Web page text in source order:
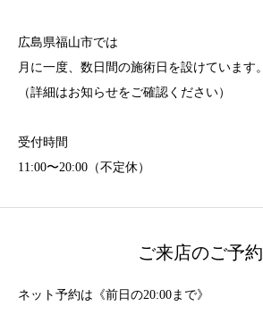
広島県福山市では
月に一度、数日間の施術日を設けています。
（詳細はお知らせをご確認ください）
受付時間
11:00〜20:00（不定休）
ご来店のご予約
ネット予約は《前日の20:00まで》